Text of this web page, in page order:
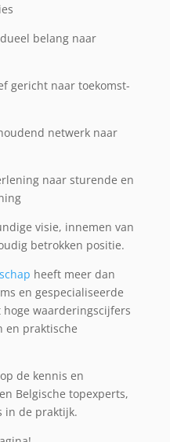
belang naar
naar toekomst-
netwerk naar
naar sturende en
visie, innemen van
betrokken positie.
heeft meer dan
en gespecialiseerde
waarderingscijfers
en praktische
de kennis en
Belgische topexperts,
in de praktijk.